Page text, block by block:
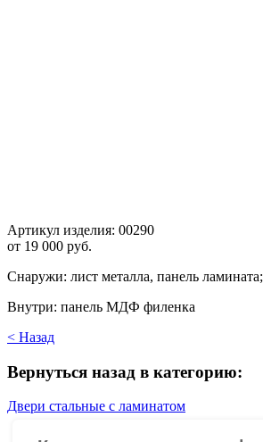
Артикул изделия: 00290
от 19 000 руб.
Снаружи: лист металла, панель ламината;
Внутри: панель МДФ филенка
< Назад
Вернуться назад в категорию:
Двери стальные с ламинатом